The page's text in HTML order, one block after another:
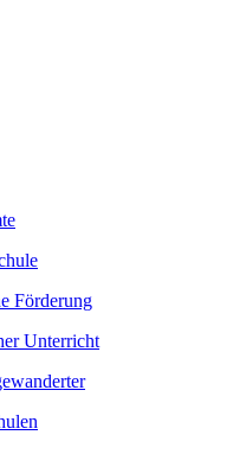
Förderung
Unterricht